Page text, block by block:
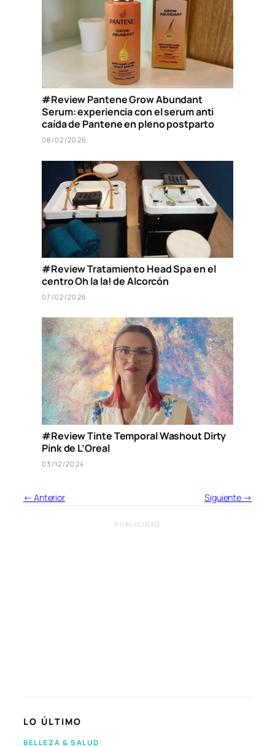
#Review Pantene Grow Abundant
Serum: experiencia con el serum anti
caída de Pantene en pleno postparto
08/02/2026
#Review Tratamiento Head Spa en el
centro Oh la la! de Alcorcón
07/02/2026
#Review Tinte Temporal Washout Dirty
Pink de L’Oreal
03/12/2024
← Anterior Siguiente →
PUBLICIDAD
LO ÚLTIMO
BELLEZA & SALUD